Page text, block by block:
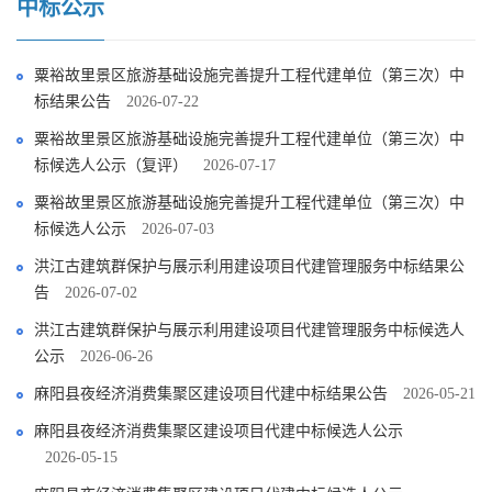
中标公示
粟裕故里景区旅游基础设施完善提升工程代建单位（第三次）中
标结果公告
2026-07-22
粟裕故里景区旅游基础设施完善提升工程代建单位（第三次）中
标候选人公示（复评）
2026-07-17
粟裕故里景区旅游基础设施完善提升工程代建单位（第三次）中
标候选人公示
2026-07-03
洪江古建筑群保护与展示利用建设项目代建管理服务中标结果公
告
2026-07-02
洪江古建筑群保护与展示利用建设项目代建管理服务中标候选人
公示
2026-06-26
麻阳县夜经济消费集聚区建设项目代建中标结果公告 2026-05-21
麻阳县夜经济消费集聚区建设项目代建中标候选人公示
2026-05-15